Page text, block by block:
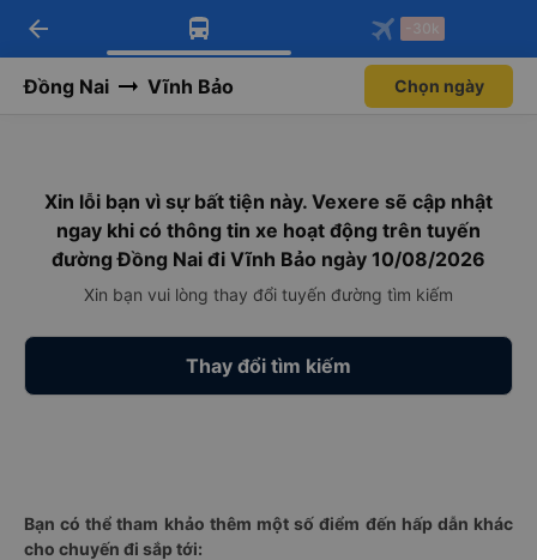
Tải app Vexere ngay!
Nhận ưu đãi thành viên độc
Mở app
Tải app Vexere
-30k/ghế khi đặt vé máy bay qua
Mở app
arrow_back -30k
Đồng Nai Vĩnh Bảo Chọn ngày
Xin lỗi bạn vì sự bất tiện này. Vexere sẽ cập nhật
ngay khi có thông tin xe hoạt động trên tuyến
đường Đồng Nai đi Vĩnh Bảo ngày 10/08/2026
Xin bạn vui lòng thay đổi tuyến đường tìm kiếm
Thay đổi tìm kiếm
Bạn có thể tham khảo thêm một số điểm đến hấp dẫn khác
cho chuyến đi sắp tới: